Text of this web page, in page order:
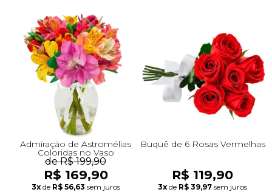
Admiração de Astromélias
Coloridas no Vaso
de R$ 199,90
R$ 169,90
3x de R$ 56,63 sem juros
Buquê de 6 Rosas Vermelhas
R$ 119,90
3x de R$ 39,97 sem juros